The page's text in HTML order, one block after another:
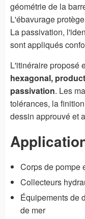
géométrie de la
L'ébavurage
La passivation,
sont appliqués
L'itinéraire proposé
hexagonal,
passivation. Les
tolérances, la
dessin approuvé et
Corps de pompe
Collecteurs
Équipements de
de mer